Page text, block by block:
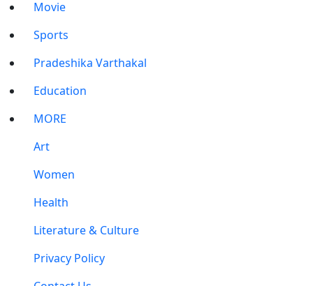
Movie
Sports
Pradeshika Varthakal
Education
MORE
Art
Women
Health
Literature & Culture
Privacy Policy